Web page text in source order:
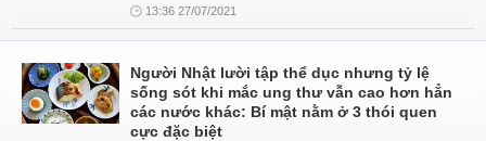
13:36 27/07/2021
Người Nhật lười tập thể dục nhưng tỷ lệ
sống sót khi mắc ung thư vẫn cao hơn hẳn
các nước khác: Bí mật nằm ở 3 thói quen
cực đặc biệt